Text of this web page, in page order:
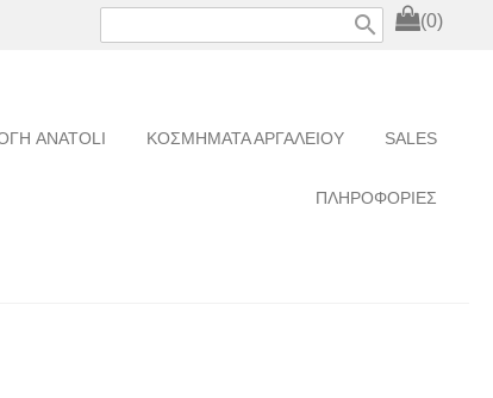
(0)
search
ANATOLI ΚΟΣΜΗΜΑΤΑ ΑΡΓΑΛΕΙΟΥ SALES
ΠΛΗΡΟΦΟΡΙΕΣ